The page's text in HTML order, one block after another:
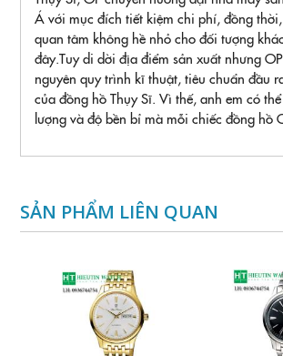
Á với mục đích tiết kiệm chi phí, đồng
quan tâm không hề nhỏ cho đối tượng
đây.Tuy di dời địa điểm sản xuất nhưng
nguyên quy trình kĩ thuật, tiêu chuẩn đầu
của đồng hồ Thụy Sĩ. Vì thế, anh em có
lượng và độ bền bỉ mà mỗi chiếc đồng hồ
SẢN PHẨM LIÊN QUAN